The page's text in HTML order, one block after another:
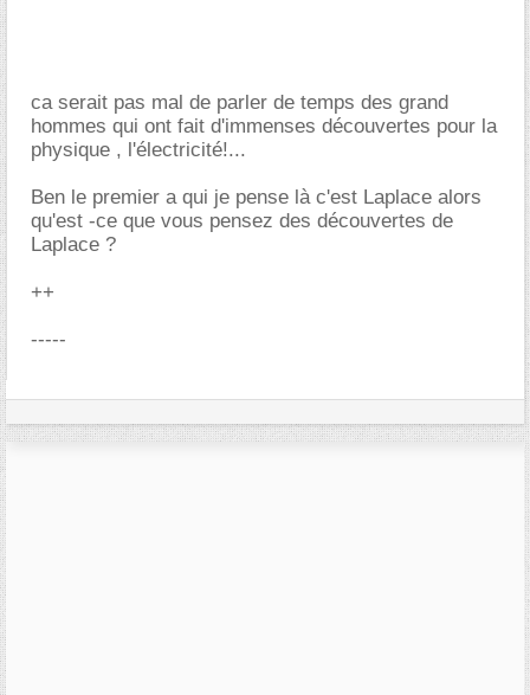
ca serait pas mal de parler de temps des grand
hommes qui ont fait d'immenses découvertes pour la
physique , l'électricité!...
Ben le premier a qui je pense là c'est Laplace alors
qu'est -ce que vous pensez des découvertes de
Laplace ?
++
-----